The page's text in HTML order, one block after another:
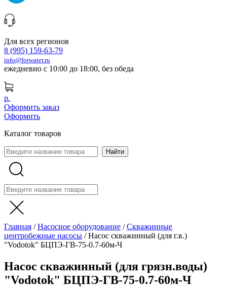
Для всех регионов
8 (995) 159-63-79
info@forwater.ru
ежедневно с 10:00 до 18:00, без обеда
р.
Оформить заказ
Оформить
Каталог товаров
Главная /Насосное оборудование /Скважинные
центробежные насосы /Насос скважинный (для г.в.)
"Vodotok" БЦПЭ-ГВ-75-0.7-60м-Ч
Насос скважинный (для грязн.воды)
"Vodotok" БЦПЭ-ГВ-75-0.7-60м-Ч